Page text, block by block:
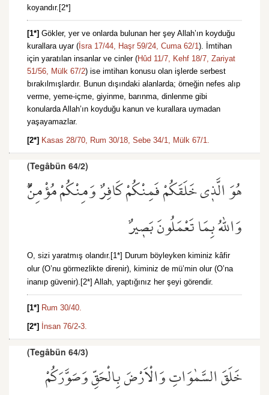
koyandır.[2*]
[1*] Gökler, yer ve onlarda bulunan her şey Allah’ın koyduğu
kurallara uyar ( İsra 17/44, Haşr 59/24, Cuma 62/1). İmtihan
için yaratılan insanlar ve cinler (Hûd 11/7, Kehf 18/7, Zariyat
51/56, Mülk 67/2) ise imtihan konusu olan işlerde serbest
bırakılmışlardır. Bunun dışındaki alanlarda; örneğin nefes alıp
verme, yeme-içme, giyinme, barınma, dinlenme gibi
konularda Allah’ın koyduğu kanun ve kurallara uymadan
yaşayamazlar.
[2*] Kasas 28/70, Rum 30/18, Sebe 34/1, Mülk 67/1.
(Tegâbün 64/2)
هُوَ الَّذ۪ي خَلَقَكُمْ فَمِنْكُمْ كَافِرٌ وَمِنْكُمْ مُؤْمِنٌۜ
وَاللّٰهُ بِمَا تَعْمَلُونَ بَص۪يرٌ
O, sizi yaratmış olandır.[1*] Durum böyleyken kiminiz kâfir
olur (O’nu görmezlikte direnir), kiminiz de mü’min olur (O’na
inanıp güvenir).[2*] Allah, yaptığınız her şeyi görendir.
[1*] Rum 30/40.
[2*] İnsan 76/2-3.
(Tegâbün 64/3)
خَلَقَ السَّمٰوَاتِ وَالْاَرْضَ بِالْحَقِّ وَصَوَّرَكُمْ